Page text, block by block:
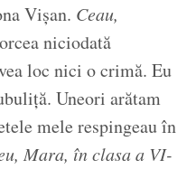
Vișan. Ceau,
niciodată
loc nici o crimă. Eu
Uneori arătam
mele respingeau în
Mara, în clasa a VI-